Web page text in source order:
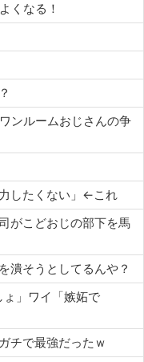
くなる！
ンルームおじさんの争
したくない」←これ
がこどおじの部下を馬
潰そうとしてるんや？
」ワイ「嫉妬で
チで最強だったｗ